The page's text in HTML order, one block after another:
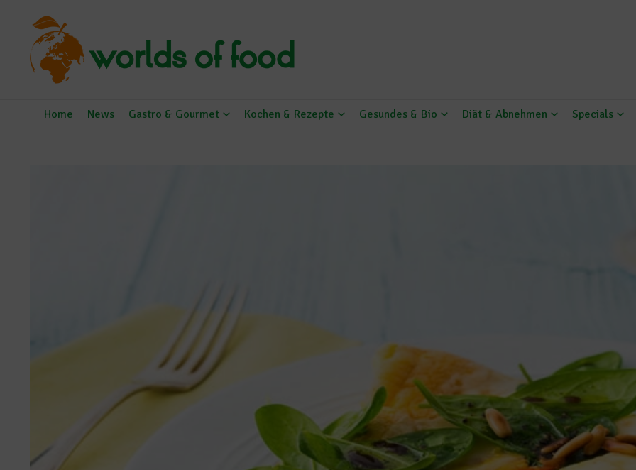
Home News Gastro & Gourmet Kochen & Rezepte Gesundes & Bio Diät & Abnehmen Specials